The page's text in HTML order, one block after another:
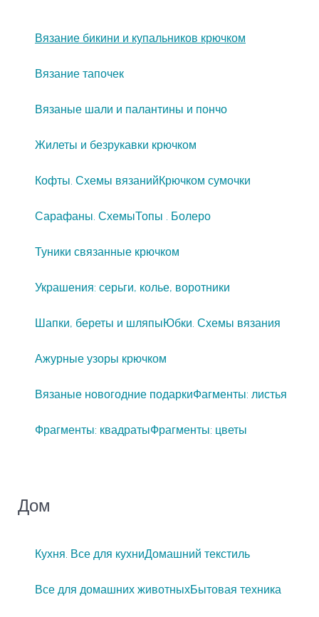
Вязание бикини и купальников крючком
Вязание тапочек
Вязаные шали и палантины и пончо
Жилеты и безрукавки крючком
Кофты. Схемы вязанийКрючком сумочки
Сарафаны. СхемыТопы . Болеро
Туники связанные крючком
Украшения: серьги, колье, воротники
Шапки, береты и шляпыЮбки. Схемы вязания
Ажурные узоры крючком
Вязаные новогодние подаркиФагменты: листья
Фрагменты: квадратыФрагменты: цветы
Дом
Кухня. Все для кухниДомашний текстиль
Все для домашних животныхБытовая техника